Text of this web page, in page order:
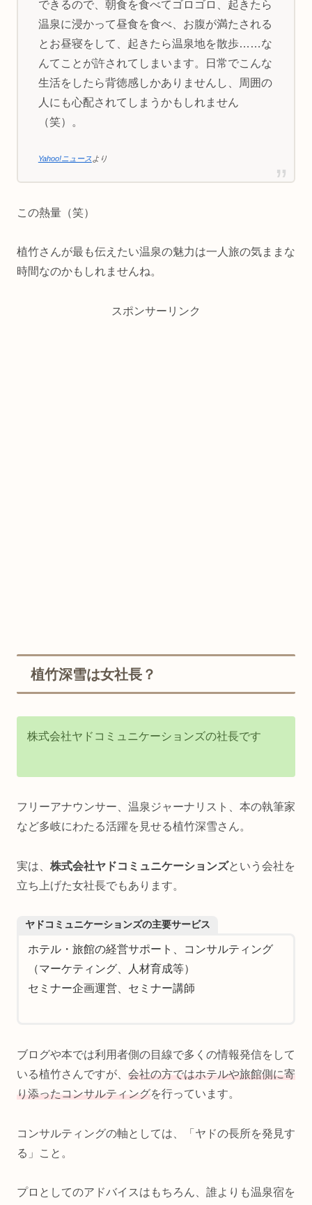
できるので、朝食を食べてゴロゴロ、起きたら
温泉に浸かって昼食を食べ、お腹が満たされる
とお昼寝をして、起きたら温泉地を散歩……な
んてことが許されてしまいます。日常でこんな
生活をしたら背徳感しかありませんし、周囲の
人にも心配されてしまうかもしれません
（笑）。
Yahoo!ニュース より
この熱量（笑）
植竹さんが最も伝えたい温泉の魅力は一人旅の気ままな
時間なのかもしれませんね。
スポンサーリンク
植竹深雪は女社長？
株式会社ヤドコミュニケーションズの社長です
フリーアナウンサー、温泉ジャーナリスト、本の執筆家
など多岐にわたる活躍を見せる植竹深雪さん。
実は、 株式会社ヤドコミュニケーションズという会社を
立ち上げた女社長でもあります。
ヤドコミュニケーションズの主要サービス
ホテル・旅館の経営サポート、コンサルティング
（マーケティング、人材育成等）
セミナー企画運営、セミナー講師
ブログや本では利用者側の目線で多くの情報発信をして
いる植竹さんですが、 会社の方ではホテルや旅館側に寄
り添ったコンサルティングを行っています。
コンサルティングの軸としては、「ヤドの長所を発見す
る」こと。
プロとしてのアドバイスはもちろん、誰よりも温泉宿を